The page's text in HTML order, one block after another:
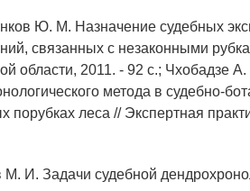
Ю. М. Назначение судебных
связанных с незаконными
области, 2011. - 92 с.;
метода в судебно-
порубках леса // Экспертная
М. И. Задачи судебной